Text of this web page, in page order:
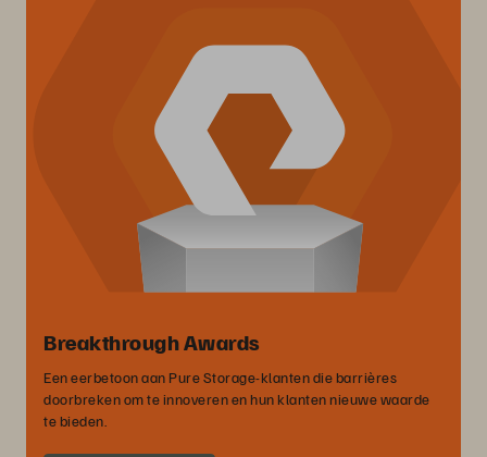
Breakthrough Awards
Een eerbetoon aan Pure Storage-klanten die barrières
doorbreken om te innoveren en hun klanten nieuwe waarde
te bieden.